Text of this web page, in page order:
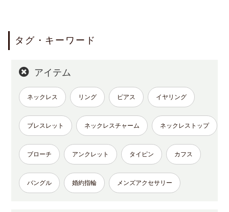
タグ・キーワード
アイテム
ネックレス リング ピアス イヤリング
ブレスレット ネックレスチャーム ネックレストップ
ブローチ アンクレット タイピン カフス
バングル 婚約指輪 メンズアクセサリー